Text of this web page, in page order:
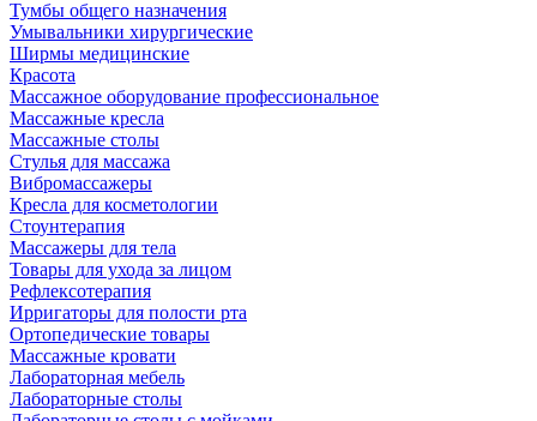
Тумбы общего назначения
Умывальники хирургические
Ширмы медицинские
Красота
Массажное оборудование профессиональное
Массажные кресла
Массажные столы
Стулья для массажа
Вибромассажеры
Кресла для косметологии
Стоунтерапия
Массажеры для тела
Товары для ухода за лицом
Рефлексотерапия
Ирригаторы для полости рта
Ортопедические товары
Массажные кровати
Лабораторная мебель
Лабораторные столы